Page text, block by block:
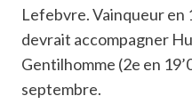
Lefebvre. Vainqueur en
devrait accompagner
Gentilhomme (2e en
septembre.